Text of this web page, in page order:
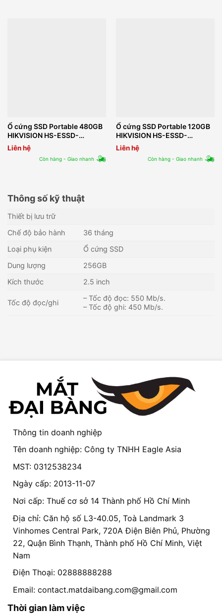
Ổ cứng SSD Portable 480GB
HIKVISION HS-ESSD-
T100I(STD)/480G/White
Liên hệ
Còn hàng - Giao nhanh
Ổ cứng SSD Portable 120GB
HIKVISION HS-ESSD-
T100I(STD)/120G/Black
Liên hệ
Còn hàng - Giao nhanh
Thông số kỹ thuật
Thiết bị lưu trữ
Chế độ bảo hành
36 tháng
Loại phụ kiện
Ổ cứng SSD
Dung lượng
256GB
Kích thước
2.5 inch
Tốc độ đọc/ghi
– Tốc độ đọc: 550 Mb/s.
– Tốc độ ghi: 450 Mb/s.
Thông tin doanh nghiệp
Tên doanh nghiệp: Công ty TNHH Eagle Asia
MST: 0312538234
Ngày cấp: 2013-11-07
Nơi cấp: Thuế cơ sở 14 Thành phố Hồ Chí Minh
Địa chỉ: Căn hộ số L3-40.05, Toà Landmark 3
Vinhomes Central Park, 720A Điện Biên Phủ, Phường
22, Quận Bình Thạnh, Thành phố Hồ Chí Minh, Việt
Nam
Điện Thoại: 02888888288
Email: contact.matdaibang.com@gmail.com
Thời gian làm việc